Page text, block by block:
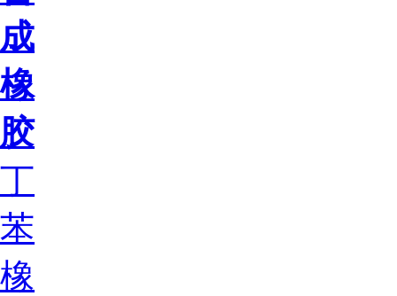
成
橡
胶
丁
苯
橡